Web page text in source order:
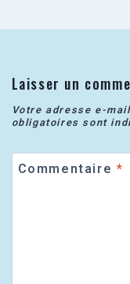
Laisser un
Votre adresse e-
obligatoires sont
Commentaire *